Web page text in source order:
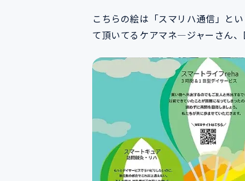
こちらの絵は「スマリハ通信」と
て頂いてるケアマネ―ジャーさん